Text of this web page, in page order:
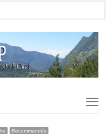
Recommandés